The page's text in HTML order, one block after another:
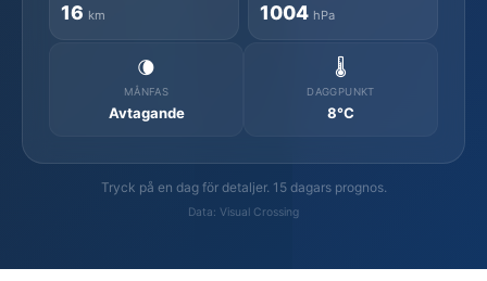
16 km 1004 hPa
🌘
MÅNFAS
Avtagande
🌡️
DAGGPUNKT
8°C
Tryck på en dag för detaljer. 15 dagars prognos.
Data: Visual Crossing